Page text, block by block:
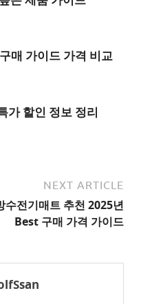
매 가이드 가격 비교
가 할인 정보 정리
NEXT ARTICLE
수전기매트 추천 2025년
Best 구매 가격 가이드